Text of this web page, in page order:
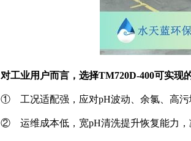
对工业用户而言，选择TM720D-400可实现
① 工况适配强，应对pH波动、余氯、高污
② 运维成本低，宽pH清洗提升恢复能力，